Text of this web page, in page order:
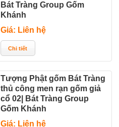
Bát Tràng Group Gốm
Khánh
Giá: Liên hệ
Tượng Phật gốm Bát Tràng
thủ công men rạn gốm giả
cổ 02| Bát Tràng Group
Gốm Khánh
Giá: Liên hệ